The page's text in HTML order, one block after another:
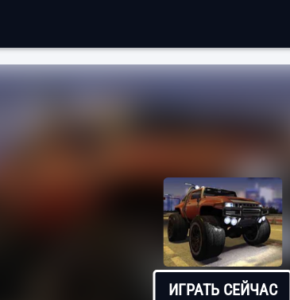
ИГРАТЬ СЕЙЧАС